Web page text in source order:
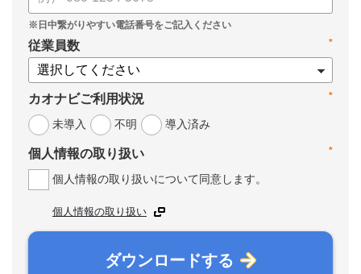
*
従業員数
*
カオナビご利用状況
未導入
不明 導入済み
*
個人情報の取り扱い
個人情報の取り扱いについて同意します。
個人情報の取り扱い
ダウンロードする